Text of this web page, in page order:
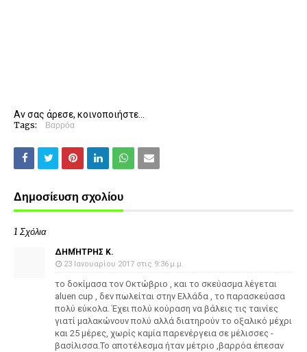
Αν σας άρεσε, κοινοποιήστε...
Tags: Βαρρόα
Δημοσίευση σχολίου
1 Σχόλια
ΔΗΜΉΤΡΗΣ Κ.
23 Ιανουαρίου 2017 στις 9:36 μ.μ.
το δοκίμασα τον Οκτώβριο , και το σκεύασμα λέγεται
aluen cup , δεν πωλείται στην Ελλάδα , το παρασκεύασα
πολύ εύκολα. Έχει πολύ κούραση να βάλεις τις ταινίες
γιατί μαλακώνουν πολύ αλλά διατηρούν το οξαλικό μέχρι
και 25 μέρες, χωρίς καμία παρενέργεια σε μέλισσες -
βασίλισσα.Το αποτέλεσμα ήταν μέτριο ,βαρρόα έπεσαν